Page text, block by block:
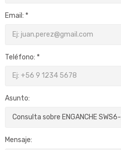
Email: *
Teléfono: *
Asunto:
Mensaje: